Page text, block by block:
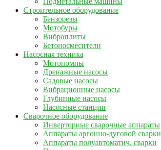
Строительное оборудование
Бензорезы
Мотобуры
Виброплиты
Бетоносмесители
Насосная техника
Мотопомпы
Дренажные насосы
Садовые насосы
Вибрационные насосы
Глубинные насосы
Насосные станции
Сварочное оборудование
Инверторные сварочные аппараты
Аппараты аргонно-дуговой сварки
Аппараты полуавтоматич. сварки